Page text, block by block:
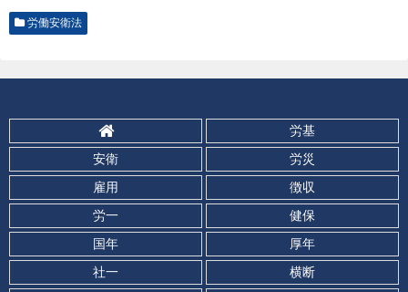
労働安衛法
労基
安衛
労災
雇用
徴収
労一
健保
国年
厚年
社一
横断